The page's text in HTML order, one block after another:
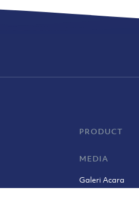
PRODUCT
MEDIA
Galeri Acara